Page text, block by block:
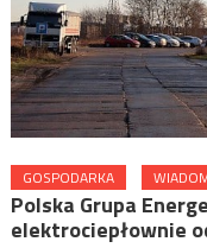
GOSPODARKA
Polska Grupa
elektrociepłownie